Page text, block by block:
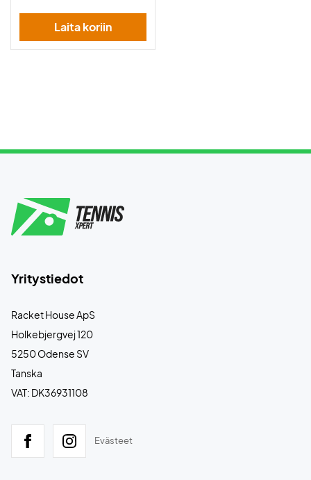
Laita koriin
Yritystiedot
Racket House ApS
Holkebjergvej 120
5250 Odense SV
Tanska
VAT: DK36931108
Evästeet